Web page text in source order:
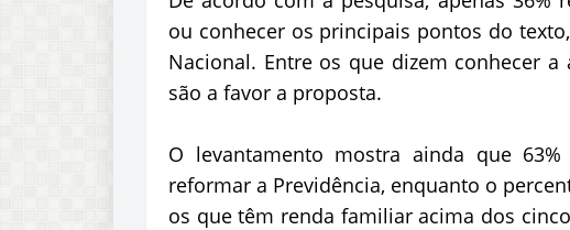
ou conhecer os principais pontos do
Nacional. Entre os que dizem conhecer
são a favor a proposta.
O levantamento mostra ainda que
reformar a Previdência, enquanto o
os que têm renda familiar acima dos